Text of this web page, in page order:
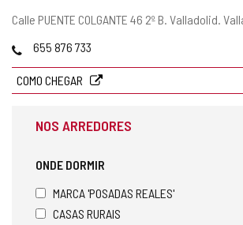
Endereço
Calle PUENTE COLGANTE 46 2º B. Valladolid.
Telefones
655 876 733
COMO CHEGAR
NOS ARREDORES
ONDE DORMIR
MARCA 'POSADAS REALES'
CASAS RURAIS